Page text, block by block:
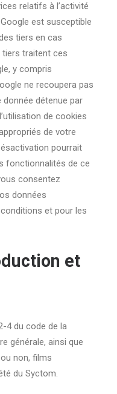
relatifs à l’activité
est susceptible
tiers en cas
tiers traitent ces
y compris
ne recoupera pas
détenue par
de cookies
de votre
pourrait
fonctionnalités de ce
consentez
données
et pour les
et
4 du code de la
générale, ainsi que
non, films
du Syctom.